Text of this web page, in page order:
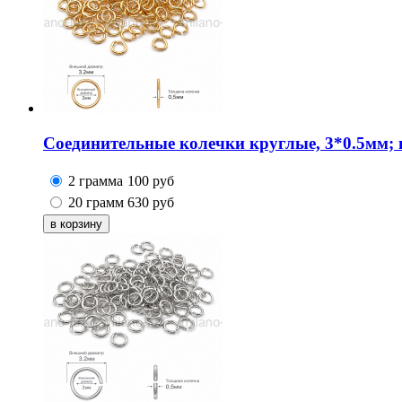
Соединительные колечки круглые, 3*0.5мм;
2 грамма 100 руб
20 грамм 630 руб